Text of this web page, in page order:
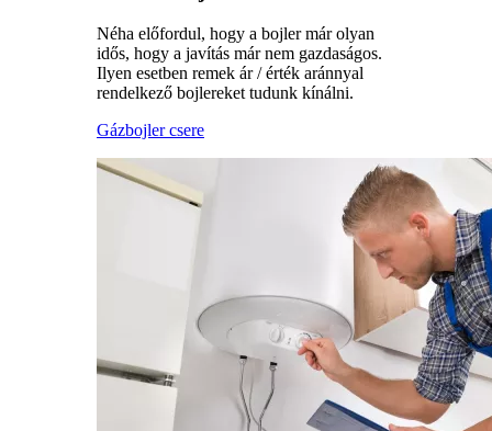
Néha előfordul, hogy a bojler már olyan
idős, hogy a javítás már nem gazdaságos.
Ilyen esetben remek ár / érték aránnyal
rendelkező bojlereket tudunk kínálni.
Gázbojler csere